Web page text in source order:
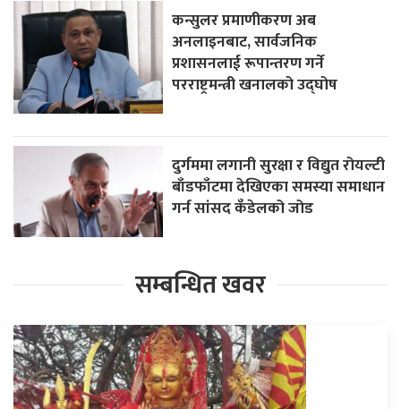
कन्सुलर प्रमाणीकरण अब
अनलाइनबाट, सार्वजनिक
प्रशासनलाई रूपान्तरण गर्ने
परराष्ट्रमन्त्री खनालको उद्घोष
दुर्गममा लगानी सुरक्षा र विद्युत रोयल्टी
बाँडफाँटमा देखिएका समस्या समाधान
गर्न सांसद कँडेलको जोड
सम्बन्धित खवर